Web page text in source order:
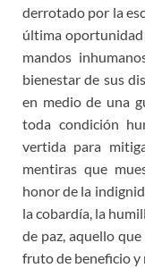
derrotado por la
última oportunidad
mandos
bienestar de sus
en medio de una
toda condición
vertida para
mentiras que
honor de la
la cobardía, la
de paz, aquello
fruto de beneficio y